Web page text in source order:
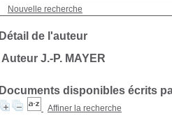
Nouvelle recherche
Détail de l'auteur
Auteur J.-P. MAYER
Documents disponibles écrits
Affiner la recherche